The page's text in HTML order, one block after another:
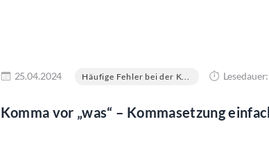
25.04.2024 Häufige Fehler bei der K...
Komma vor „was“ – Kommasetzung